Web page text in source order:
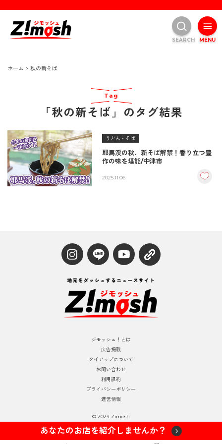
ホーム > 秋の新そば
Tag
「秋の新そば」のタグ結果
うどん・そば
耶馬渓の秋、新そば解禁！香り立つ豊
作の味を堪能/中津市
2025.11.06
ジモッシュ！とは
広告掲載
タイアップについて
お問い合わせ
利用規約
プライバシーポリシー
運営情報
© 2024 Zimosh
あなたのお店を紹介しませんか？
MENU
SEARCH